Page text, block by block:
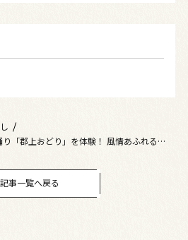
「郡上おどり」を体験！ 風情あふれる名水
記事一覧へ戻る